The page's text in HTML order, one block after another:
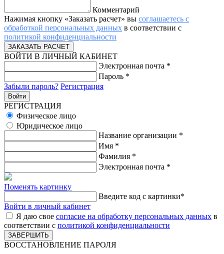
Комментарий
Нажимая кнопку «Заказать расчет» вы соглашаетесь с
обработкой персональных данных в соответствии с
политикой конфиденциальности
ВОЙТИ В ЛИЧНЫЙ КАБИНЕТ
Электронная почта *
Пароль *
Забыли пароль? Регистрация
РЕГИСТРАЦИЯ
Физическое лицо
Юридическое лицо
Название организации *
Имя *
Фамилия *
Электронная почта *
Поменять картинку
Введите код с картинки*
Войти в личный кабинет
Я даю свое согласие на обработку персональных данных в
соответствии с политикой конфиденциальности
ВОССТАНОВЛЕНИЕ ПАРОЛЯ